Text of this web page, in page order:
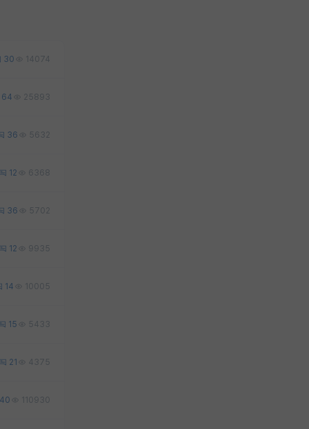
30 14074
64 25893
36 5632
12 6368
36 5702
12 9935
14 10005
15 5433
21 4375
40 110930